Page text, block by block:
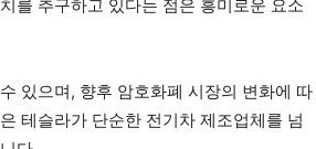
를 추구하고 있다는 점은 흥미로운 요소
있으며, 향후 암호화폐 시장의 변화에 따
테슬라가 단순한 전기차 제조업체를 넘